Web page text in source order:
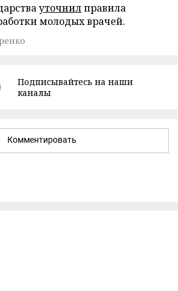
уточнилправила
молодых врачей.
Подписывайтесь на наши
каналы
Комментировать